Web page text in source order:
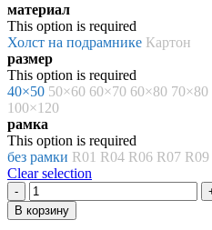
8261.00 ₽
материал
This option is required
Холст на подрамнике Картон
размер
This option is required
40×50 50×60 60×70 60×80 70×80
100×120
рамка
This option is required
без рамки R01 R04 R06 R07 R09
Clear selection
Количество
товара
Картина
В корзину